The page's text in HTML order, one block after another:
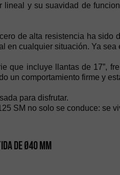
lineal y su suavidad de
de alta resistencia ha
en cualquier situación. Ya
que incluye llantas de 17”,
un comportamiento firme y
para disfrutar.
SM no solo se conduce: se
de Ø40 mm